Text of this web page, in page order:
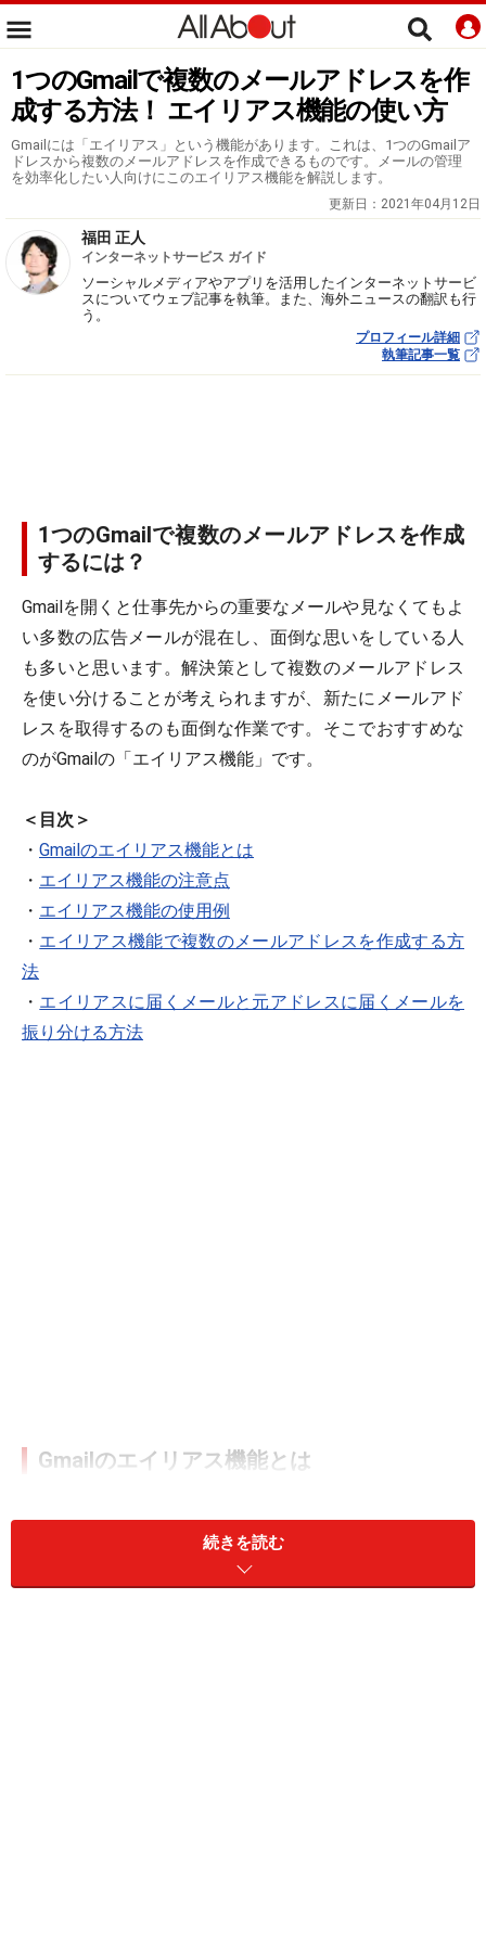
1つのGmailで複数のメールアドレスを作
成する方法！ エイリアス機能の使い方
Gmailには「エイリアス」という機能があります。これは、1つのGmailア
ドレスから複数のメールアドレスを作成できるものです。メールの管理
を効率化したい人向けにこのエイリアス機能を解説します。
更新日： 2021年04月12日
福田 正人
インターネットサービス ガイド
ソーシャルメディアやアプリを活用したインターネットサービ
スについてウェブ記事を執筆。また、海外ニュースの翻訳も行
う。
プロフィール詳細
執筆記事一覧
1つのGmailで複数のメールアドレスを作成
するには？
Gmailを開くと仕事先からの重要なメールや見なくてもよ
い多数の広告メールが混在し、面倒な思いをしている人
も多いと思います。解決策として複数のメールアドレス
を使い分けることが考えられますが、新たにメールアド
レスを取得するのも面倒な作業です。そこでおすすめな
のがGmailの「エイリアス機能」です。
＜目次＞
・ Gmailのエイリアス機能とは
・ エイリアス機能の注意点
・ エイリアス機能の使用例
・ エイリアス機能で複数のメールアドレスを作成する方
法
・ エイリアスに届くメールと元アドレスに届くメールを
振り分ける方法
Gmailのエイリアス機能とは
いうGmailのエイリアス機能は「1つのGmailアドレスをも
とに、異なるメールアドレスを複数作成する」というも
続きを読む